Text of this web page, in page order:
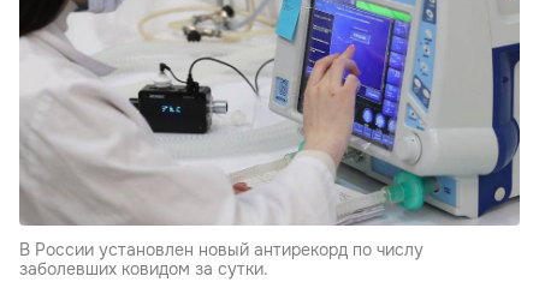
В России установлен новый антирекорд по числу
заболевших ковидом за сутки.